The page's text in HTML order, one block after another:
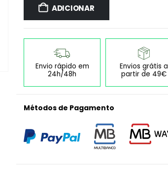
ADICIONAR
Envio rápido em
24h/48h
Envios grátis a
partir de 49€
Métodos de Pagamento